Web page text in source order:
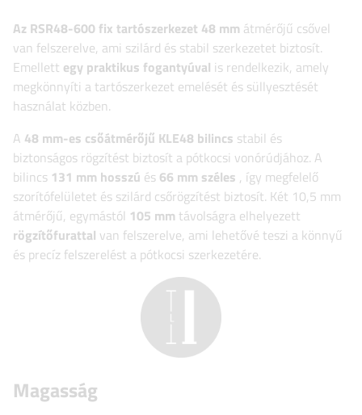
Az RSR48-600 fix tartószerkezet 48 mm átmérőjű csővel
van felszerelve, ami szilárd és stabil szerkezetet biztosít.
Emellett egy praktikus fogantyúval is rendelkezik, amely
megkönnyíti a tartószerkezet emelését és süllyesztését
használat közben.
A 48 mm-es csőátmérőjű KLE48 bilincs stabil és
biztonságos rögzítést biztosít a pótkocsi vonórúdjához. A
bilincs 131 mm hosszú és 66 mm széles , így megfelelő
szorítófelületet és szilárd csőrögzítést biztosít. Két 10,5 mm
átmérőjű, egymástól 105 mm távolságra elhelyezett
rögzítőfurattal van felszerelve, ami lehetővé teszi a könnyű
és precíz felszerelést a pótkocsi szerkezetére.
Magasság